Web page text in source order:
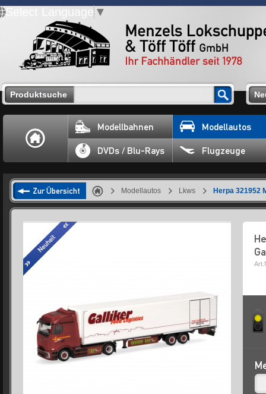
Select Language ▼
Produktsuche
Modellbahnen Modellautos
DVDs / Blu-Rays Flugzeuge
Zur Übersicht Modellautos Lkws Herpa 321952